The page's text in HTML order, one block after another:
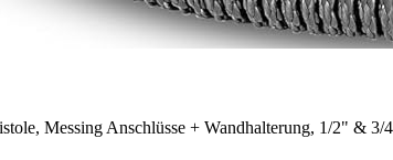
Messing Anschlüsse + Wandhalterung, 1/2" &